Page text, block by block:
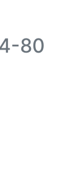
80